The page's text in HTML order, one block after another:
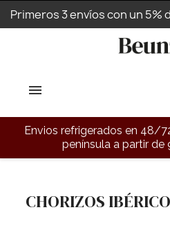
Primeros 3 envíos con un 5%
Envios refrigerados en 48/
península a partir
CHORIZOS